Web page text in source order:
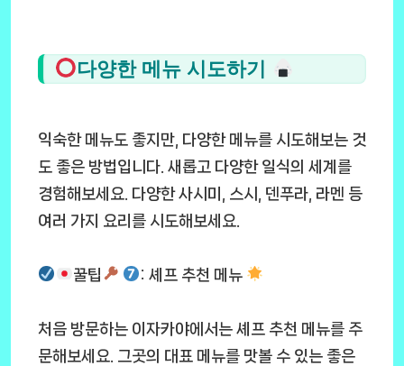
다양한 메뉴 시도하기
익숙한 메뉴도 좋지만, 다양한 메뉴를 시도해보는 것
도 좋은 방법입니다. 새롭고 다양한 일식의 세계를
경험해보세요. 다양한 사시미, 스시, 덴푸라, 라멘 등
여러 가지 요리를 시도해보세요.
꿀팁 : 셰프 추천 메뉴
처음 방문하는 이자카야에서는 셰프 추천 메뉴를 주
문해보세요. 그곳의 대표 메뉴를 맛볼 수 있는 좋은